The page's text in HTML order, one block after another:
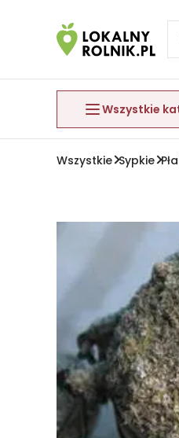
Wszystkie
Aby wyjść z menu,
Wszystkie Sypkie